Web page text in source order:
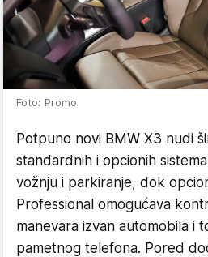
Foto: Promo
Potpuno novi BMW X3 nudi
standardnih i opcionih
vožnju i parkiranje, dok
Professional omogućava
manevara izvan automobila i
pametnog telefona. Pored